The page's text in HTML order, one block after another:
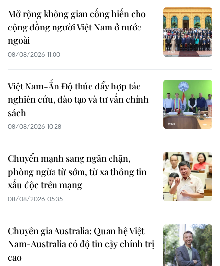
Mở rộng không gian cống hiến cho
cộng đồng người Việt Nam ở nước
ngoài
08/08/2026 11:00
Việt Nam-Ấn Độ thúc đẩy hợp tác
nghiên cứu, đào tạo và tư vấn chính
sách
08/08/2026 10:28
Chuyển mạnh sang ngăn chặn,
phòng ngừa từ sớm, từ xa thông tin
xấu độc trên mạng
08/08/2026 05:35
Chuyên gia Australia: Quan hệ Việt
Nam-Australia có độ tin cậy chính trị
cao